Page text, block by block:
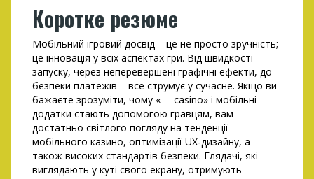
Коротке резюме
Мобільний ігровий досвід – це не просто зручність;
це інновація у всіх аспектах гри. Від швидкості
запуску, через неперевершені графічні ефекти, до
безпеки платежів – все струмує у сучасне. Якщо ви
бажаєте зрозуміти, чому «— casino» і мобільні
додатки стають допомогою гравцям, вам
достатньо світлого погляду на тенденції
мобільного казино, оптимізації UX‑дизайну, а
також високих стандартів безпеки. Глядачі, які
виглядають у куті свого екрану, отримують